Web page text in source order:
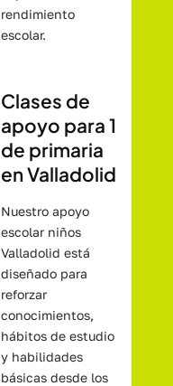
rendimiento
escolar.
Clases de
apoyo para 1
de primaria
en Valladolid
Nuestro apoyo
escolar niños
Valladolid está
diseñado para
reforzar
conocimientos,
hábitos de estudio
y habilidades
básicas desde los